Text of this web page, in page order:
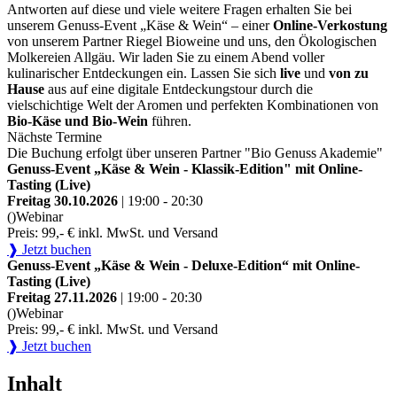
Antworten auf diese und viele weitere Fragen erhalten Sie bei
unserem Genuss-Event „Käse & Wein“ – einerOnline-Verkostung
von unserem Partner Riegel Bioweine und uns, den Ökologischen
Molkereien Allgäu. Wir laden Sie zu einem Abend voller
kulinarischer Entdeckungen ein. Lassen Sie sich live und von zu
Hause aus auf eine digitale Entdeckungstour durch die
vielschichtige Welt der Aromen und perfekten Kombinationen von
Bio-Käse und Bio-Wein führen.
Nächste Termine
Die Buchung erfolgt über unseren Partner "Bio Genuss Akademie"
Genuss-Event „Käse & Wein - Klassik-Edition" mit Online-
Tasting (Live)
Freitag 30.10.2026 | 19:00 - 20:30
()Webinar
Preis: 99,- € inkl. MwSt. und Versand
❱ Jetzt buchen
Genuss-Event „Käse & Wein - Deluxe-Edition“ mit Online-
Tasting (Live)
Freitag 27.11.2026 | 19:00 - 20:30
()Webinar
Preis: 99,- € inkl. MwSt. und Versand
❱ Jetzt buchen
Inhalt